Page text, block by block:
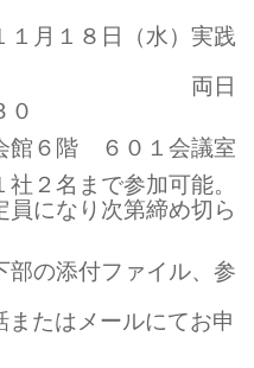
（水）実践
０
階 ６０１会議室
名まで参加可能。
第締め切ら
の添付ファイル、参
ールにてお申